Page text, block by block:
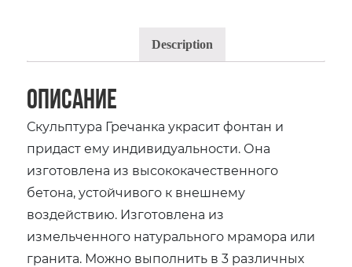
Description
Описание
Скульптура Гречанка украсит фонтан и
придаст ему индивидуальности. Она
изготовлена из высококачественного
бетона, устойчивого к внешнему
воздействию. Изготовлена из
измельченного натурального мрамора или
гранита. Можно выполнить в 3 различных